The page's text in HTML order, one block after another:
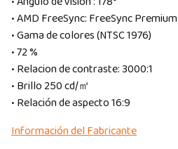
• AMD FreeSync: FreeSync Premium
• Gama de colores (NTSC 1976)
• 72 %
• Relacion de contraste: 3000:1
• Brillo 250 cd/㎡
• Relación de aspecto 16:9
Información del Fabricante